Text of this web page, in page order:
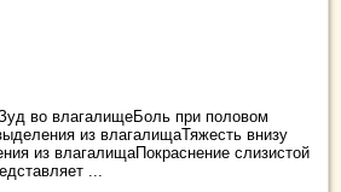
во влагалищеБоль при половом
из влагалищаТяжесть внизу
из влагалищаПокраснение слизистой
...